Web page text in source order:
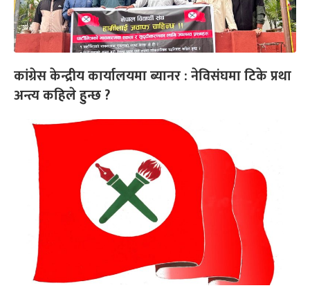
कांग्रेस केन्द्रीय कार्यालयमा ब्यानर : नेविसंघमा टिके प्रथा
अन्त्य कहिले हुन्छ ?